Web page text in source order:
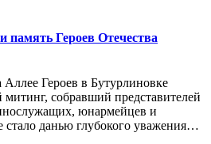
память Героев Отечества
Героев в Бутурлиновке
митинг, собравший представителей
юнармейцев и
данью глубокого уважения…